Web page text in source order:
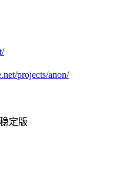
projects/anon/
定版